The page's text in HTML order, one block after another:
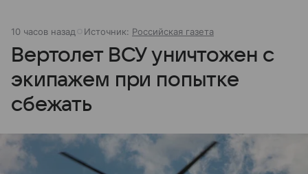
10 часов назад Источник: Российская газета
Вертолет ВСУ уничтожен с
экипажем при попытке
сбежать